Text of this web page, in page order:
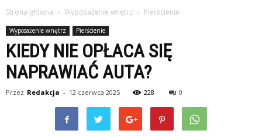
Strona główna Wyposażenie wnętrz Pierścienie
Wyposażenie wnętrz Pierścienie
KIEDY NIE OPŁACA SIĘ
NAPRAWIAĆ AUTA?
Przez Redakcja - 12 czerwca 2025 228 0